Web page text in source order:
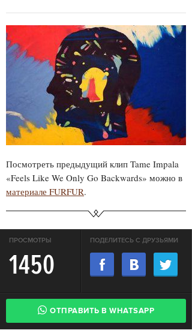
Посмотреть предыдущий клип Tame Impala
«Feels Like We Only Go Backwards» можно в
материале FURFUR.
ПРОСМОТРЫ
1450
ПОДЕЛИТЕСЬ С ДРУЗЬЯМИ
ОТПРАВИТЬ В WHATSAPP